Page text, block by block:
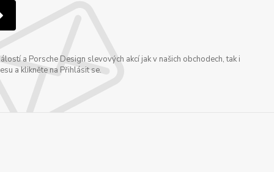
a Porsche Design slevových akcí jak v našich obchodech, tak i
a klikněte na Přihlásit se.